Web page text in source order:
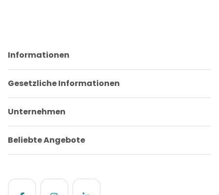
Informationen
Gesetzliche Informationen
Unternehmen
Beliebte Angebote